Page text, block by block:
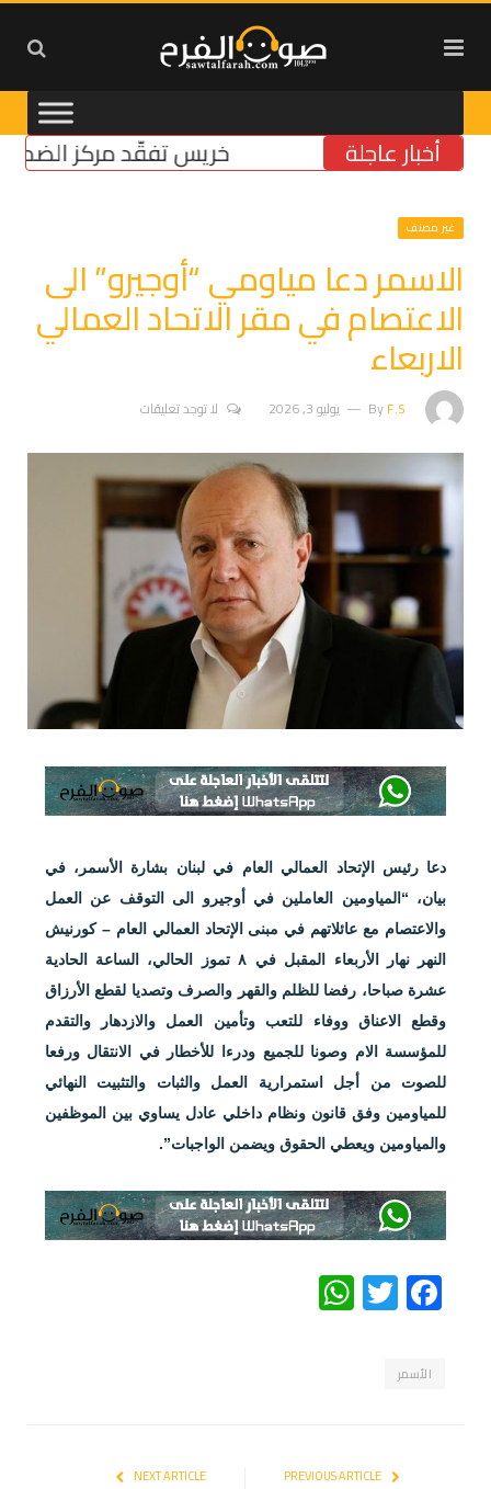
أخبار عاجلة خريس تفقّد مركز الضمان
غير مصنف
الاسمر دعا مياومي “أوجيرو” الى
الاعتصام في مقر الاتحاد العمالي
الاربعاء
ByF.S يوليو 3, 2026 لا توجد تعليقات
دعا رئيس الإتحاد العمالي العام في لبنان بشارة الأسمر، في
بيان، “المياومين العاملين في أوجيرو الى التوقف عن العمل
والاعتصام مع عائلاتهم في مبنى الإتحاد العمالي العام – كورنيش
النهر نهار الأربعاء المقبل في ٨ تموز الحالي، الساعة الحادية
عشرة صباحا، رفضا للظلم والقهر والصرف وتصديا لقطع الأرزاق
وقطع الاعناق ووفاء للتعب وتأمين العمل والازدهار والتقدم
للمؤسسة الام وصونا للجميع ودرءا للأخطار في الانتقال ورفعا
للصوت من أجل استمرارية العمل والثبات والتثبيت النهائي
للمياومين وفق قانون ونظام داخلي عادل يساوي بين الموظفين
والمياومين ويعطي الحقوق ويضمن الواجبات”.
Facebook
Twitter
WhatsApp
الأسمر
NEXT ARTICLE